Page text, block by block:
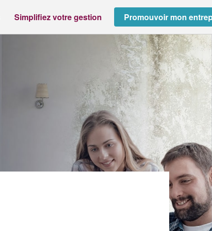
Simplifiez votre gestion Promouvoir mon